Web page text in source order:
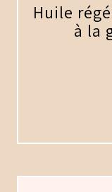
Huile
à la